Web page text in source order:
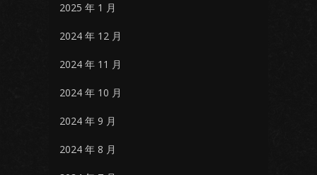
2025 年 1 月
2024 年 12 月
2024 年 11 月
2024 年 10 月
2024 年 9 月
2024 年 8 月